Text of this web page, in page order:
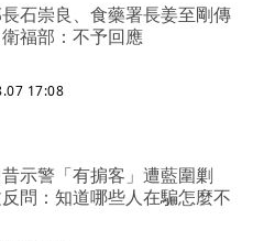
石崇良、食藥署長姜至剛傳
福部：不予回應
17:08
示警「有掮客」遭藍圍剿
問：知道哪些人在騙怎麼不